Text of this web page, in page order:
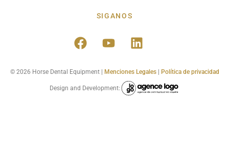
SIGANOS
© 2026 Horse Dental Equipment | Menciones Legales| Política de privacidad
Design and Development: